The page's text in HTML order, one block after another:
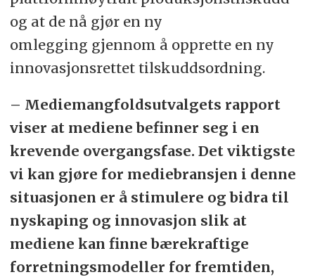
og at de nå gjør en ny
omlegging gjennom å opprette en ny
innovasjonsrettet tilskuddsordning.
– Mediemangfoldsutvalgets rapport
viser at mediene befinner seg i en
krevende overgangsfase. Det viktigste
vi kan gjøre for mediebransjen i denne
situasjonen er å stimulere og bidra til
nyskaping og innovasjon slik at
mediene kan finne bærekraftige
forretningsmodeller for fremtiden,